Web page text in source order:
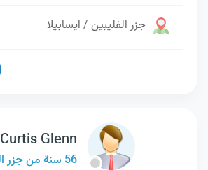
جزر الفليبين / ايسابيلا
Curtis Glenn
56 سنة من جزر الفليبين